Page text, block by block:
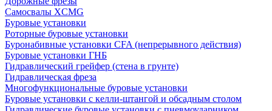
Самосвалы XCMG
Буровые установки
Роторные буровые установки
Буронабивные установки CFA (непрерывного действия)
Буровые установки ГНБ
Гидравлический грейфер (стена в грунте)
Гидравлическая фреза
Многофункциональные буровые установки
Буровые установки с келли-штангой и обсадным столом